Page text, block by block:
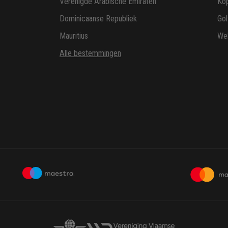
Dominicaanse Republiek
Mauritius
Alle bestemmingen